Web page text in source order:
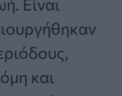
Είναι
και